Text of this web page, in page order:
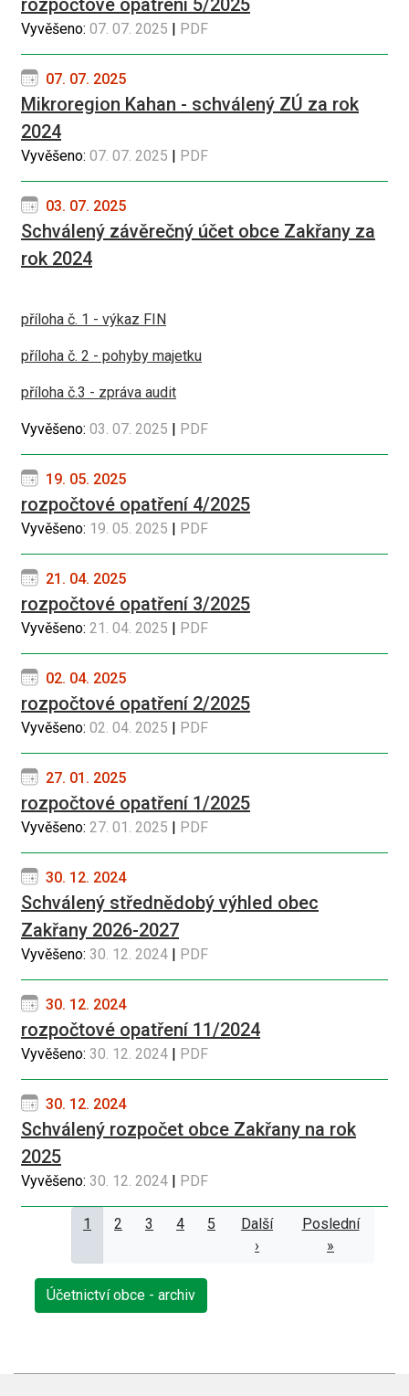
rozpočtové opatření 5/2025
Vyvěšeno: 07. 07. 2025 | PDF
07. 07. 2025
Mikroregion Kahan - schválený ZÚ za rok
2024
Vyvěšeno: 07. 07. 2025 | PDF
03. 07. 2025
Schválený závěrečný účet obce Zakřany za
rok 2024
příloha č. 1 - výkaz FIN
příloha č. 2 - pohyby majetku
příloha č.3 - zpráva audit
Vyvěšeno: 03. 07. 2025 | PDF
19. 05. 2025
rozpočtové opatření 4/2025
Vyvěšeno: 19. 05. 2025 | PDF
21. 04. 2025
rozpočtové opatření 3/2025
Vyvěšeno: 21. 04. 2025 | PDF
02. 04. 2025
rozpočtové opatření 2/2025
Vyvěšeno: 02. 04. 2025 | PDF
27. 01. 2025
rozpočtové opatření 1/2025
Vyvěšeno: 27. 01. 2025 | PDF
30. 12. 2024
Schválený střednědobý výhled obec
Zakřany 2026-2027
Vyvěšeno: 30. 12. 2024 | PDF
30. 12. 2024
rozpočtové opatření 11/2024
Vyvěšeno: 30. 12. 2024 | PDF
30. 12. 2024
Schválený rozpočet obce Zakřany na rok
2025
Vyvěšeno: 30. 12. 2024 | PDF
PaginationAktuální
1 Page
2 Page
3 Page
4 Page
5
Následující
stránka
Další
›
Poslední
stránka
Poslední
»
Účetnictví obce - archiv